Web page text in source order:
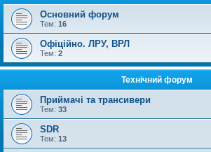
Основний форум
Тем: 16
Офіційно. ЛРУ, ВРЛ
Тем: 2
Технічний форум
Приймачі та трансивери
Тем: 33
SDR
Тем: 13